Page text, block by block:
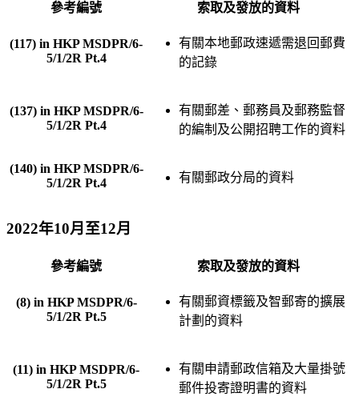
參考編號 索取及發放的資料
(117) in HKP MSDPR/6-
5/1/2R Pt.4
有關本地郵政速遞需退回郵費
的記錄
(137) in HKP MSDPR/6-
5/1/2R Pt.4
有關郵差、郵務員及郵務監督
的編制及公開招聘工作的資料
(140) in HKP MSDPR/6-
5/1/2R Pt.4
有關郵政分局的資料
2022年10月至12月
參考編號 索取及發放的資料
(8) in HKP MSDPR/6-
5/1/2R Pt.5
有關郵資標籤及智郵寄的擴展
計劃的資料
(11) in HKP MSDPR/6-
5/1/2R Pt.5
有關申請郵政信箱及大量掛號
郵件投寄證明書的資料